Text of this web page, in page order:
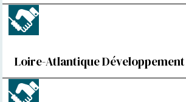
Loire-Atlantique Développement